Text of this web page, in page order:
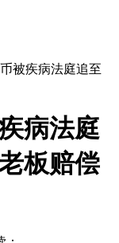
被疾病法庭追至
病法庭
板赔偿